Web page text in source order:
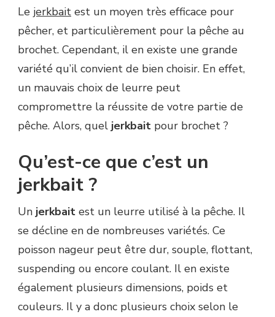
POUR
BROCHET
Le jerkbait est un moyen très efficace pour
pêcher, et particulièrement pour la pêche au
brochet. Cependant, il en existe une grande
variété qu’il convient de bien choisir. En effet,
un mauvais choix de leurre peut
compromettre la réussite de votre partie de
pêche. Alors, quel jerkbait pour brochet ?
Qu’est-ce que c’est un
jerkbait ?
Un jerkbait est un leurre utilisé à la pêche. Il
se décline en de nombreuses variétés. Ce
poisson nageur peut être dur, souple, flottant,
suspending ou encore coulant. Il en existe
également plusieurs dimensions, poids et
couleurs. Il y a donc plusieurs choix selon le